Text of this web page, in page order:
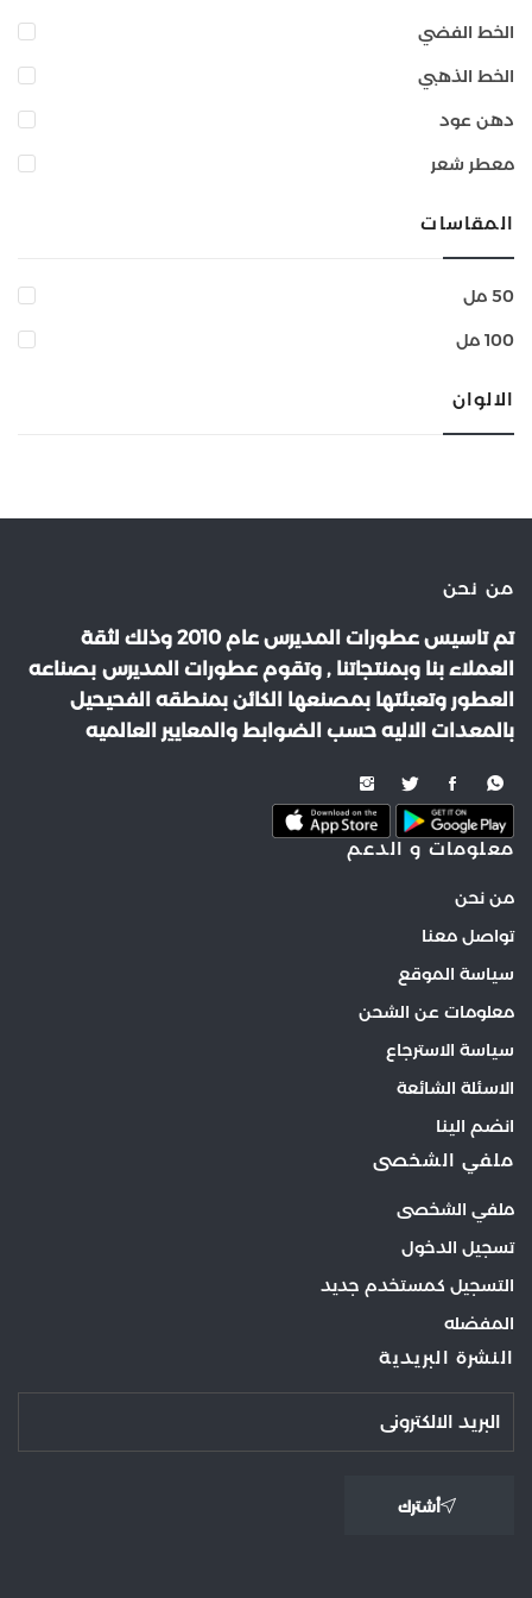
الخط الفضي
الخط الذهبي
دهن عود
معطر شعر
المقاسات
50 مل
100 مل
الالوان
من نحن
تم تاسيس عطورات المديرس عام 2010 وذلك لثقة
العملاء بنا وبمنتجاتنا , وتقوم عطورات المديرس بصناعه
العطور وتعبئتها بمصنعها الكائن بمنطقه الفحيحيل
بالمعدات الاليه حسب الضوابط والمعايير العالميه
معلومات و الدعم
من نحن
تواصل معنا
سياسة الموقع
معلومات عن الشحن
سياسة الاسترجاع
الاسئلة الشائعة
انضم الينا
ملفي الشخصى
ملفي الشخصى
تسجيل الدخول
التسجيل كمستخدم جديد
المفضله
النشرة البريدية
أشترك